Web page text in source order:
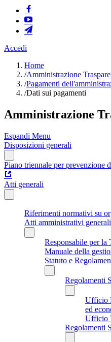
Accedi
Home
/Amministrazione
/Pagamenti
/Dati sui pagamenti
Amministrazione
Espandi Menu
Disposizioni generali
Piano triennale per prevenzione
Atti generali
Riferimenti normativi su
Atti amministrativi generali
Responsabile per
Manuale della
Statuto e
Regolamenti
Ufficio
ed
Ufficio
Regolamenti